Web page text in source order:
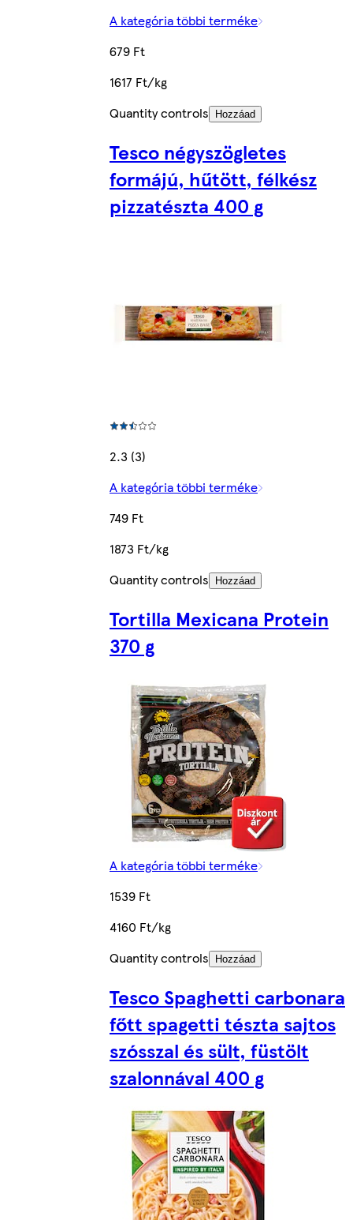
A kategória többi terméke
679 Ft
1617 Ft/kg
Quantity controls
Hozzáad
Tesco négyszögletes
formájú, hűtött, félkész
pizzatészta 400 g
2.3 (3)
A kategória többi terméke
749 Ft
1873 Ft/kg
Quantity controls
Hozzáad
Tortilla Mexicana Protein
370 g
A kategória többi terméke
1539 Ft
4160 Ft/kg
Quantity controls
Hozzáad
Tesco Spaghetti carbonara
főtt spagetti tészta sajtos
szósszal és sült, füstölt
szalonnával 400 g